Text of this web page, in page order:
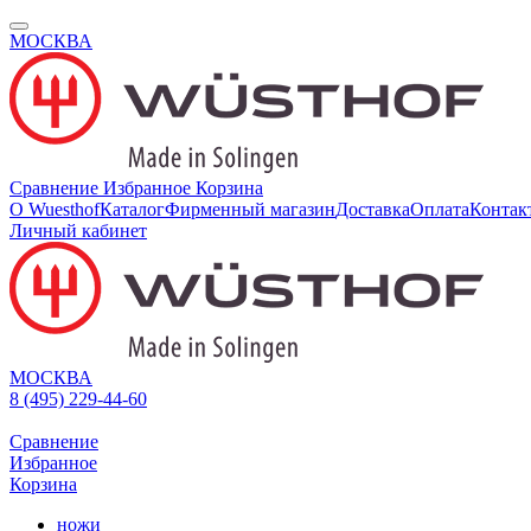
МОСКВА
Сравнение Избранное Корзина
О WuesthofКаталогФирменный магазинДоставкаОплата
Личный кабинет
МОСКВА
8 (495) 229-44-60
Сравнение
Избранное
Корзина
ножи